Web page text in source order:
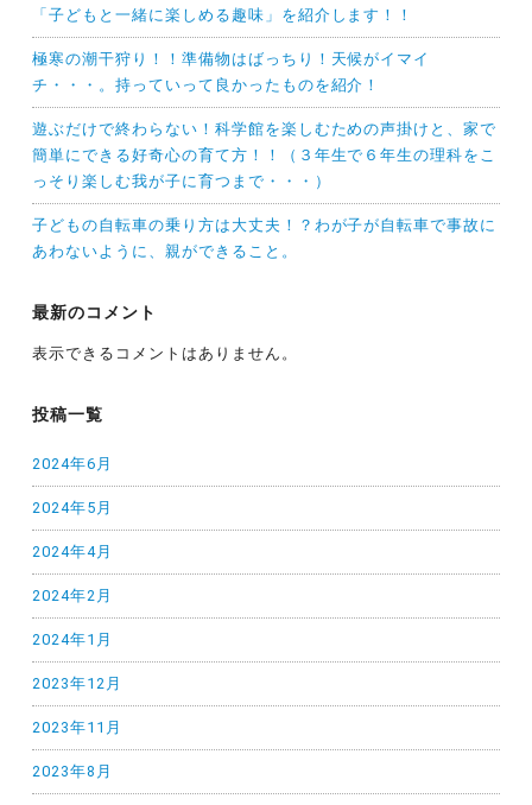
「子どもと一緒に楽しめる趣味」を紹介します！！
極寒の潮干狩り！！準備物はばっちり！天候がイマイ
チ・・・。持っていって良かったものを紹介！
遊ぶだけで終わらない！科学館を楽しむための声掛けと、家で
簡単にできる好奇心の育て方！！（３年生で６年生の理科をこ
っそり楽しむ我が子に育つまで・・・）
子どもの自転車の乗り方は大丈夫！？わが子が自転車で事故に
あわないように、親ができること。
最新のコメント
表示できるコメントはありません。
投稿一覧
2024年6月
2024年5月
2024年4月
2024年2月
2024年1月
2023年12月
2023年11月
2023年8月